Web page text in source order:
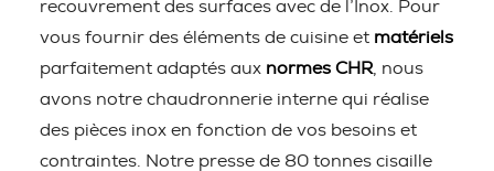
recouvrement des surfaces avec de l’Inox. Pour
vous fournir des éléments de cuisine et matériels
parfaitement adaptés aux normes CHR , nous
avons notre chaudronnerie interne qui réalise
des pièces inox en fonction de vos besoins et
contraintes. Notre presse de 80 tonnes cisaille